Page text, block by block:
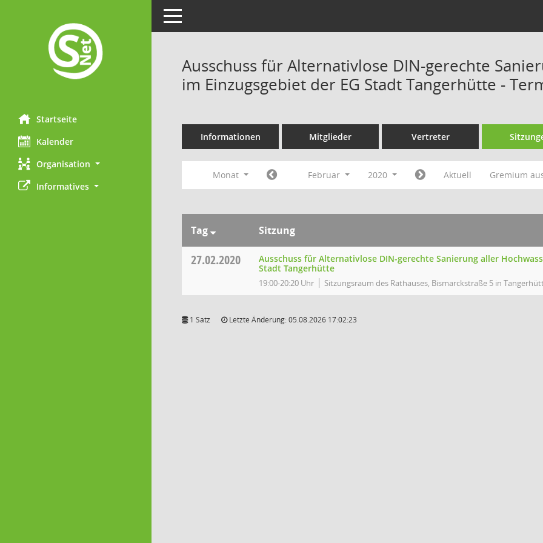
Startseite
Kalender
Organisation
Informatives
Toggle navigation
Ausschuss für Alternativlose DIN-gerechte
im Einzugsgebiet der EG Stadt Tangerhütte -
Informationen Mitglieder Vertreter
Monat Februar 2020 Aktuell Gremium
Tag Sitzung
27.02.2020
Ausschuss für Alternativlose DIN-gerechte Sanierung aller
Stadt Tangerhütte
19:00-20:20 Uhr Sitzungsraum des Rathauses, Bismarckstraße 5 in
1 Satz Letzte Änderung: 05.08.2026 17:02:23